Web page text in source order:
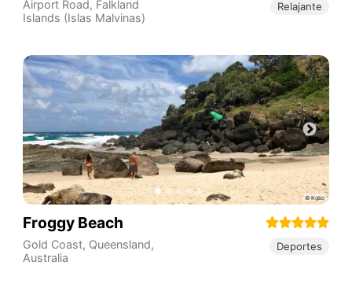
Airport Road, Falkland
Islands (Islas Malvinas)
Relajante
Froggy Beach
Gold Coast, Queensland,
Australia
Deportes